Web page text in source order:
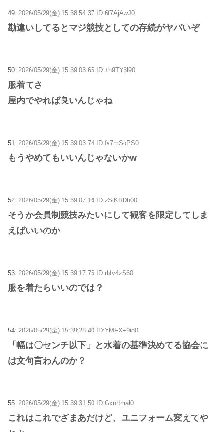
49: 2026/05/29(金) 15:38:54.37 ID:6f7AjAwJ0
勘違いしてるとマジ競技としての存続がヤバいぞ
50: 2026/05/29(金) 15:39:03.65 ID:+h9TY3l90
服着てさ
屋内でやれば良いんじゃね
51: 2026/05/29(金) 15:39:03.74 ID:fv7mSoPS0
もうやめてもいいんじゃないかw
52: 2026/05/29(金) 15:39:07.16 ID:zSiKRDh00
そうか会員制競技みたいにして観客を限定してしま
えばいいのか
53: 2026/05/29(金) 15:39:17.75 ID:rbIv4zS60
服を着たらいいのでは？
54: 2026/05/29(金) 15:39:28.40 ID:YMFX+9id0
「幅は〇センチ以下」と水着の基準決めてる協会に
は文句言わんのか？
55: 2026/05/29(金) 15:39:31.50 ID:GxnrImal0
これはこれでざまあだけど、ユニフォーム変えてや